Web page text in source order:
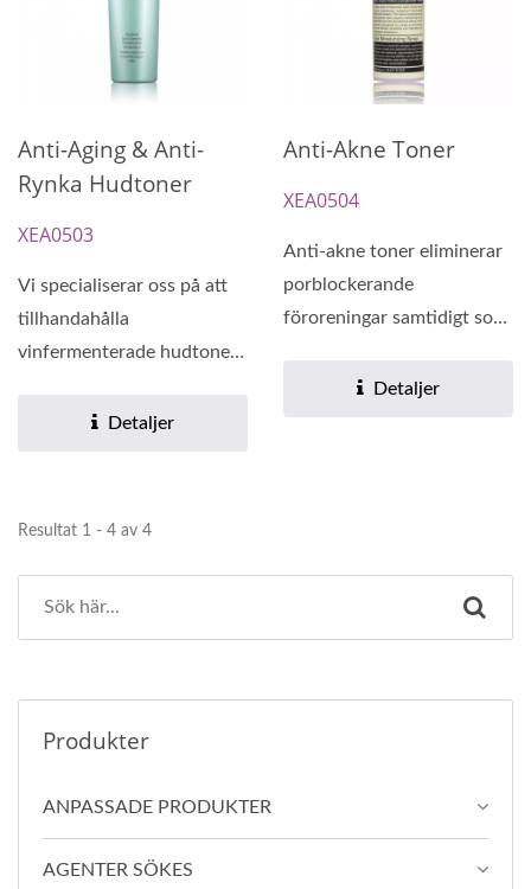
Anti-Aging & Anti-
Rynka Hudtoner
XEA0503
Vi specialiserar oss på att
tillhandahålla
vinfermenterade hudtoner
kombinerad...Detaljer
Anti-Akne Toner
XEA0504
Anti-akne toner eliminerar
porblockerande
föroreningar samtidigt som
irritation....Detaljer
Resultat 1 - 4 av 4
Produkter
ANPASSADE PRODUKTER
AGENTER SÖKES